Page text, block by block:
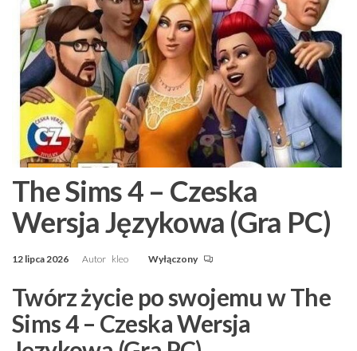
The Sims 4 – Czeska
Wersja Językowa (Gra PC)
12 lipca 2026 Autor kleo Wyłączony
Twórz życie po swojemu w The
Sims 4 – Czeska Wersja